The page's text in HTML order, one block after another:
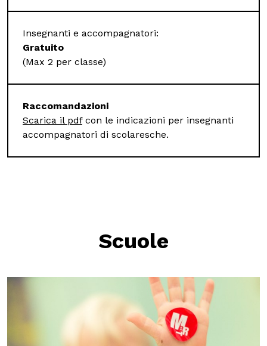
Insegnanti e accompagnatori:
Gratuito
(Max 2 per classe)
Raccomandazioni
Scarica il pdfcon le indicazioni per insegnanti
accompagnatori di scolaresche.
Scuole